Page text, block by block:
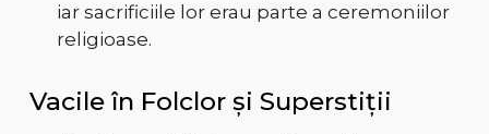
iar sacrificiile lor erau parte a ceremoniilor
religioase.
Vacile în Folclor și Superstiții